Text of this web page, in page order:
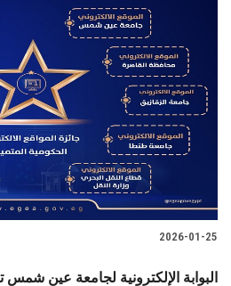
2026-01-25
البوابة الإلكترونية لجامعة عين